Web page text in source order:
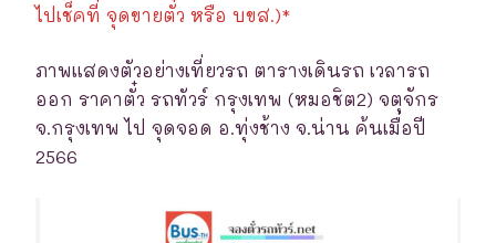
ไปเช็คที่ จุดขายตั๋ว หรือ บขส.)*
ภาพแสดงตัวอย่างเที่ยวรถ ตารางเดินรถ เวลารถ
ออก ราคาตั๋ว รถทัวร์ กรุงเทพ (หมอชิต2) จตุจักร
จ.กรุงเทพ ไป จุดจอด อ.ทุ่งช้าง จ.น่าน ค้นเมื่อปี
2566